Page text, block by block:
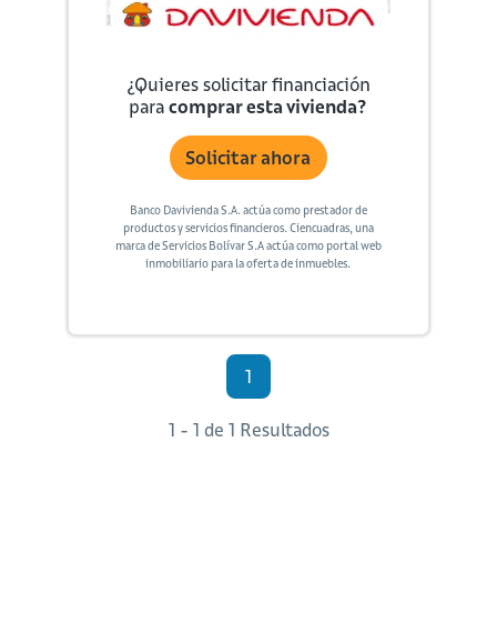
¿Quieres solicitar financiación
paracomprar esta vivienda?
Solicitar ahora
Banco Davivienda S.A. actúa como prestador de
productos y servicios financieros. Ciencuadras, una
marca de Servicios Bolívar S.A actúa como portal web
inmobiliario para la oferta de inmuebles.
1
1 - 1 de 1 Resultados